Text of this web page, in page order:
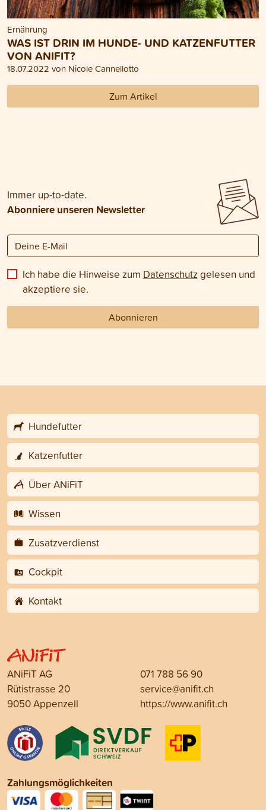
Ernährung
WAS IST DRIN IM HUNDE- UND KATZENFUTTER
VON ANIFIT?
18.07.2022 von Nicole Cannellotto
Zum Artikel
Immer up-to-date.
Abonniere unseren Newsletter
Ich habe die Hinweise zum Datenschutz gelesen und
akzeptiere sie.
Abonnieren
Hundefutter
Katzenfutter
Über ANiFiT
Wissen
Zusatzverdienst
Cockpit
Kontakt
ANiFiT AG
Rütistrasse 20
9050 Appenzell
071 788 56 90
service@anifit.ch
https://www.anifit.ch
Zahlungsmöglichkeiten